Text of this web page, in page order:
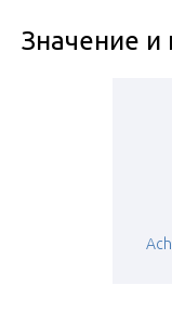
Значение